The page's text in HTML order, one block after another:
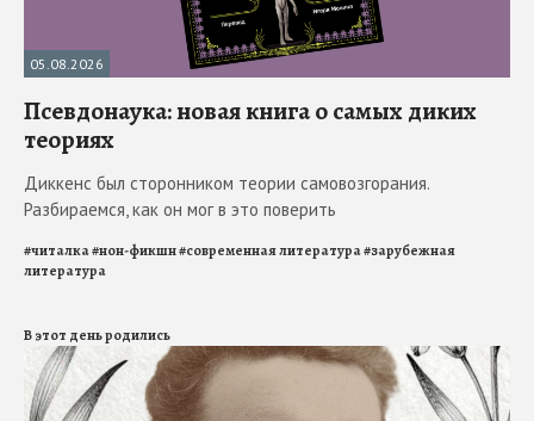
05.08.2026
Псевдонаука: новая книга о самых диких
теориях
Диккенс был сторонником теории самовозгорания.
Разбираемся, как он мог в это поверить
#читалка#нон-фикшн#современная литература#зарубежная
литература
В этот день родились